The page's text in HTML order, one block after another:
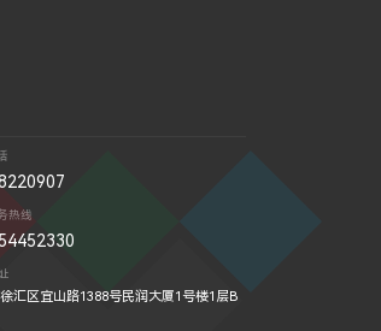
热线
汇区宜山路1388号民润大厦1号楼1层B